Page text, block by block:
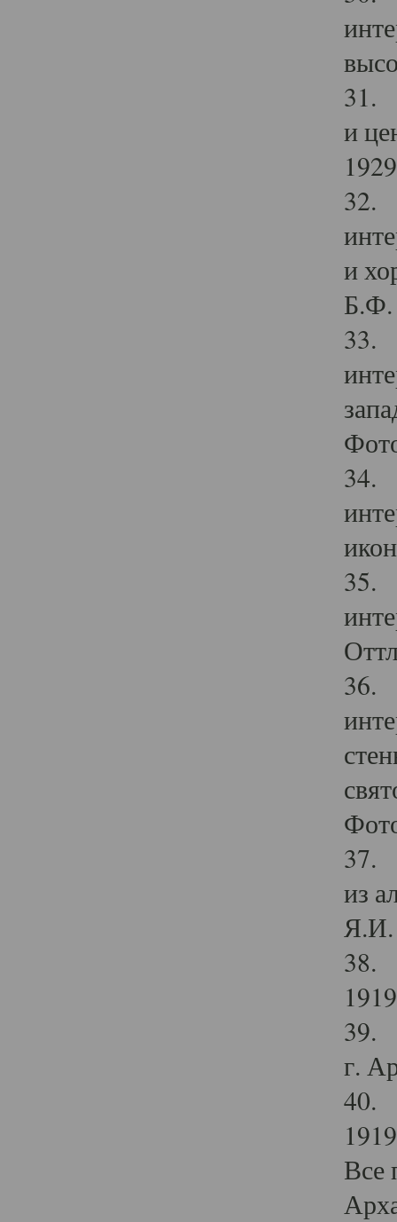
31.
и
32.
и
Б.Ф.
33.
34.
35.
36.
37.
из
Я.И.
38.
39.
г.
40.
Все